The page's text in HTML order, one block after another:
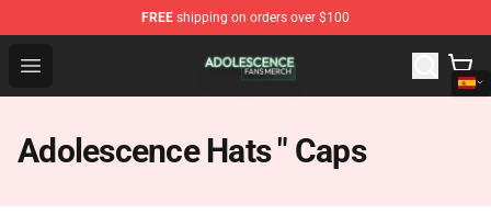
FREE shipping on orders over $100
Open menu
Adolescence Shop - Official Adolescence Merchandise
Adolescence Hats " Caps